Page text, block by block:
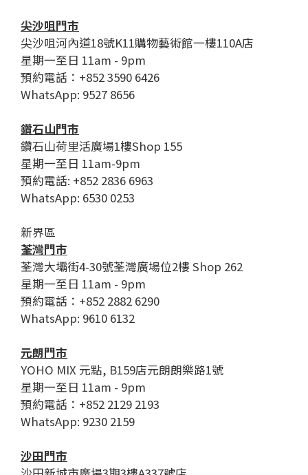
尖沙咀門市
尖沙咀河內道18號K11購物藝術館一樓110A店
星期一至日 11am - 9pm
預約電話：+852 3590 6426
WhatsApp: 9527 8656
鑽石山門市
鑽石山荷里活廣場1樓Shop 155
星期一至日 11am-9pm
預約電話: +852 2836 6963
WhatsApp: 6530 0253
新界區
荃灣門市
荃灣大壩街4-30號荃灣廣場位2樓 Shop 262
星期一至日 11am - 9pm
預約電話：+852 2882 6290
WhatsApp: 9610 6132
元朗門市
YOHO MIX 元點, B159店元朗朗樂路1號
星期一至日 11am - 9pm
預約電話：+852 2129 2193
WhatsApp: 9230 2159
沙田門市